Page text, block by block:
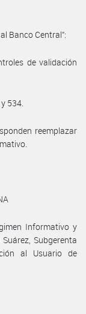
Banco Central”:
de validación
534.
reemplazar
Informativo y
Subgerenta
al Usuario de